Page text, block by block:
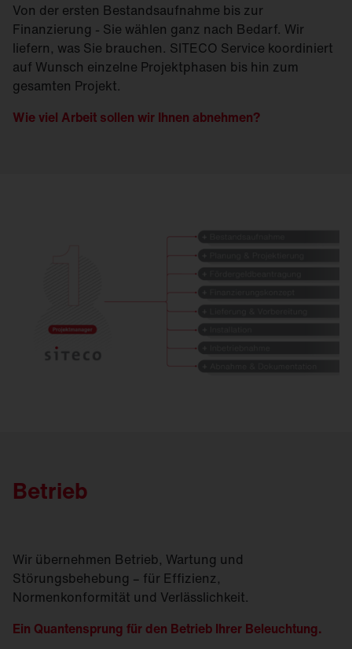
Von der ersten Bestandsaufnahme bis zur
Finanzierung - Sie wählen ganz nach Bedarf. Wir
liefern, was Sie brauchen. SITECO Service koordiniert
auf Wunsch einzelne Projektphasen bis hin zum
gesamten Projekt.
Wie viel Arbeit sollen wir Ihnen abnehmen?
Betrieb
Wir übernehmen Betrieb, Wartung und
Störungsbehebung – für Effizienz,
Normenkonformität und Verlässlichkeit.
Ein Quantensprung für den Betrieb Ihrer Beleuchtung.